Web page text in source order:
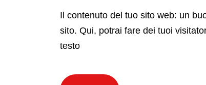
Il contenuto del tuo sito web: un
sito. Qui, potrai fare dei tuoi
testo